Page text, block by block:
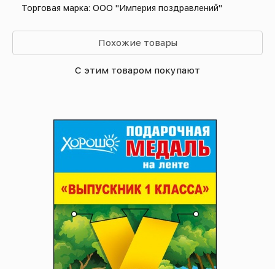
Торговая марка: ООО "Империя поздравлений"
Похожие товары
С этим товаром покупают